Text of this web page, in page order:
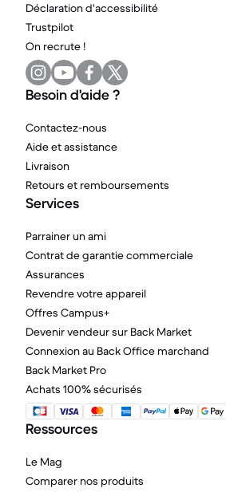
Déclaration d'accessibilité
Trustpilot
On recrute !
Besoin d'aide ?
Contactez-nous
Aide et assistance
Livraison
Retours et remboursements
Services
Parrainer un ami
Contrat de garantie commerciale
Assurances
Revendre votre appareil
Offres Campus+
Devenir vendeur sur Back Market
Connexion au Back Office marchand
Back Market Pro
Achats 100% sécurisés
Ressources
Le Mag
Comparer nos produits